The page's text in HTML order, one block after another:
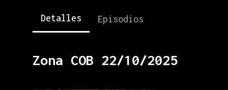
Detalles Episodios
Zona COB 22/10/2025